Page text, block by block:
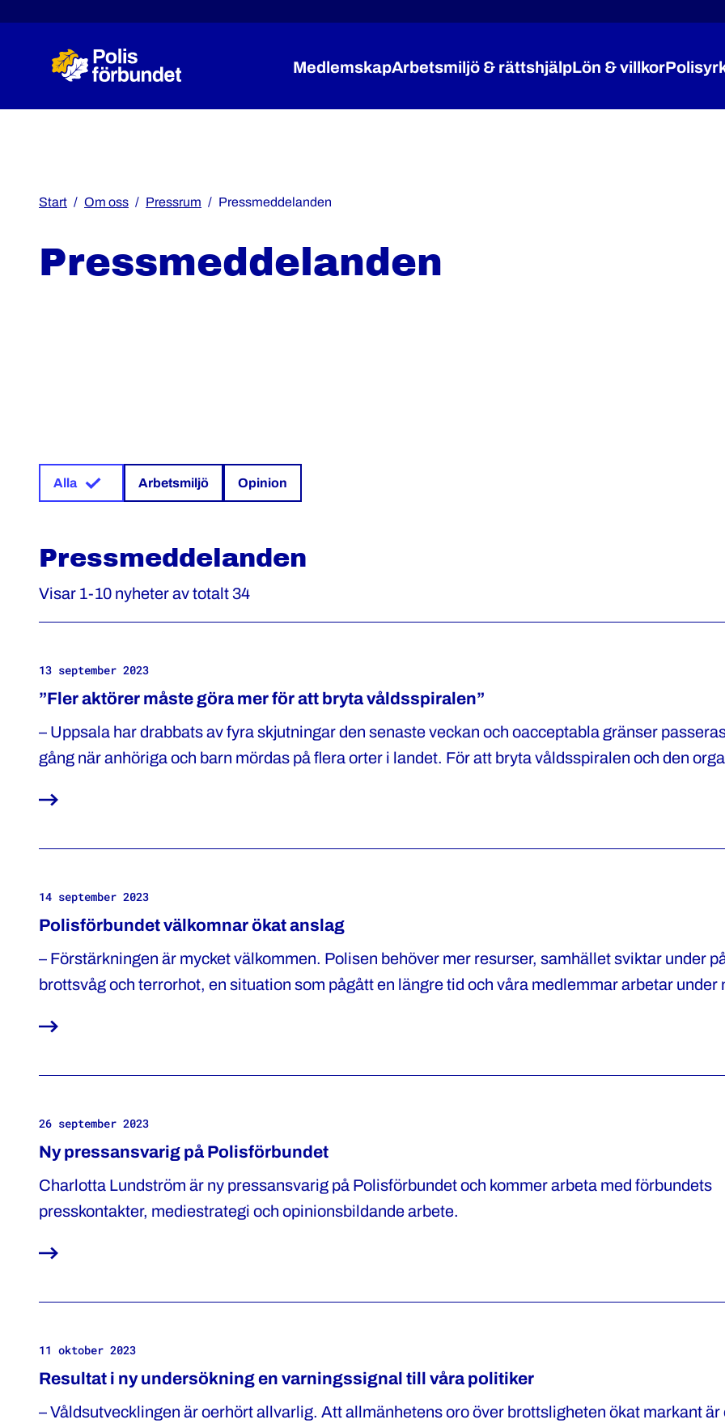
MedlemskapExpandera Medlemskap
Arbetsmiljö & rättshjälpExpandera Arbetsmiljö
Lön & villkor
Start Om oss Pressrum Pressmeddelanden
Pressmeddelanden
Alla Arbetsmiljö Opinion
Pressmeddelanden
Visar 1-10 nyheter av totalt 34
13 september 2023
”Fler aktörer måste göra mer för att bryta våldsspiralen”
– Uppsala har drabbats av fyra skjutningar den senaste veckan och oacceptabla gränser
gång när anhöriga och barn mördas på flera orter i landet. För att bryta våldsspiralen och den
14 september 2023
Polisförbundet välkomnar ökat anslag
– Förstärkningen är mycket välkommen. Polisen behöver mer resurser, samhället sviktar under
brottsvåg och terrorhot, en situation som pågått en längre tid och våra medlemmar arbetar under
26 september 2023
Ny pressansvarig på Polisförbundet
Charlotta Lundström är ny pressansvarig på Polisförbundet och kommer arbeta med förbundets
presskontakter, mediestrategi och opinionsbildande arbete.
11 oktober 2023
Resultat i ny undersökning en varningssignal till våra politiker
– Våldsutvecklingen är oerhört allvarlig. Att allmänhetens oro över brottsligheten ökat markant är